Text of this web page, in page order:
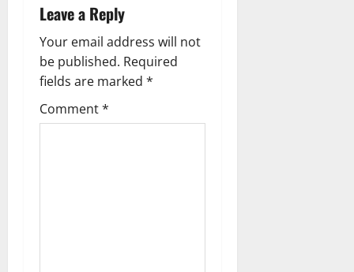
i
g
a
Leave a Reply
Your email address will not
be published. Required
fields are marked *
Comment*